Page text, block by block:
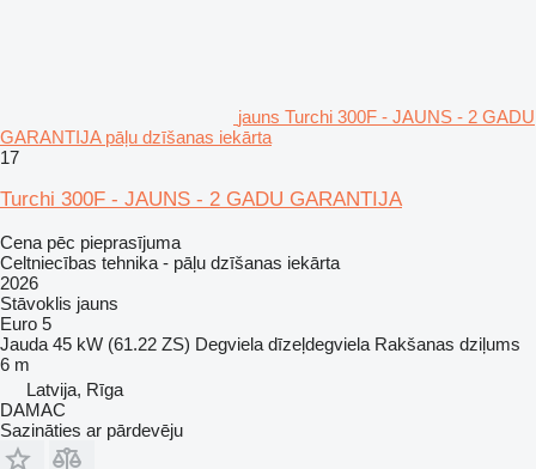
jauns Turchi 300F - JAUNS - 2 GADU
GARANTIJA pāļu dzīšanas iekārta
17
Turchi 300F - JAUNS - 2 GADU GARANTIJA
Cena pēc pieprasījuma
Celtniecības tehnika - pāļu dzīšanas iekārta
2026
Stāvoklis jauns
Euro 5
Jauda 45 kW (61.22 ZS) Degviela dīzeļdegviela Rakšanas dziļums
6 m
Latvija, Rīga
DAMAC
Sazināties ar pārdevēju